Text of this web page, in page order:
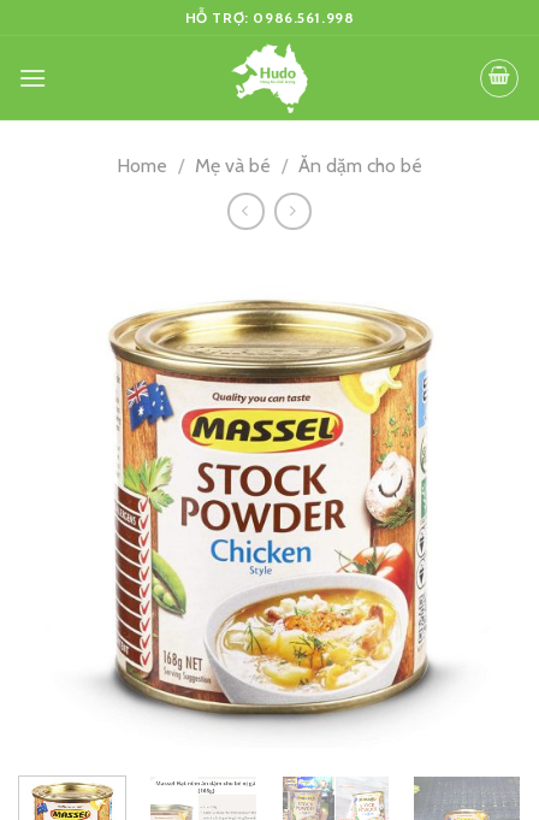
content
HỖ TRỢ: 0986.561.998
Home / Mẹ và bé / Ăn dặm cho bé